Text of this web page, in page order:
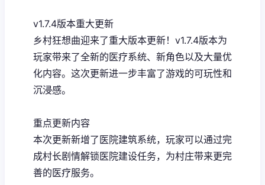
v1.7.4版本重大更新
乡村狂想曲迎来了重大版本更新！v1.7.4版本为
玩家带来了全新的医疗系统、新角色以及大量优
化内容。这次更新进一步丰富了游戏的可玩性和
沉浸感。
重点更新内容
本次更新新增了医院建筑系统，玩家可以通过完
成村长剧情解锁医院建设任务，为村庄带来更完
善的医疗服务。